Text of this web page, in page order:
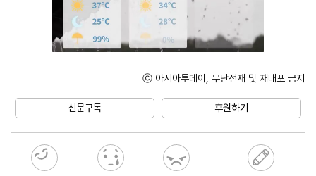
ⓒ 아시아투데이, 무단전재 및 재배포 금지
신문구독 후원하기